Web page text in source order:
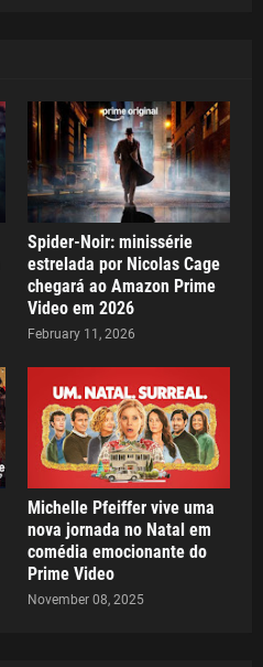
Spider-Noir: minissérie
estrelada por Nicolas Cage
chegará ao Amazon Prime
Video em 2026
February 11, 2026
Michelle Pfeiffer vive uma
nova jornada no Natal em
comédia emocionante do
Prime Video
November 08, 2025